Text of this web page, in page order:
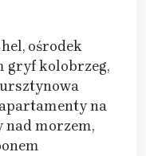
ośrodek
gryf kolobrzeg,
na
nad morzem,